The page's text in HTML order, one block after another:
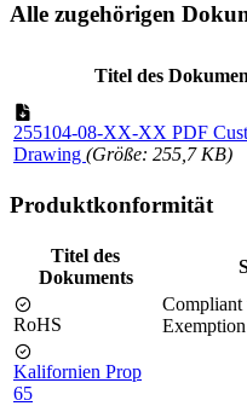
Alle zugehörigen
Titel des
255104-08-XX-XX PDF
Drawing (Größe: 255,7 KB)
Produktkonformität
Titel des
Dokuments
RoHS
Compliant
Kalifornien Prop
65